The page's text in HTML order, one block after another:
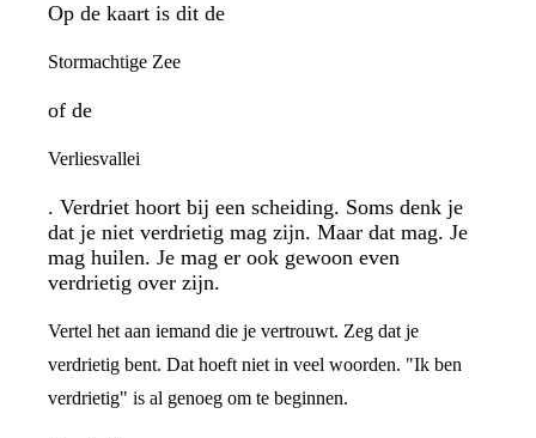
Op de kaart is dit de
Stormachtige Zee
of de
Verliesvallei
. Verdriet hoort bij een scheiding. Soms denk je
dat je niet verdrietig mag zijn. Maar dat mag. Je
mag huilen. Je mag er ook gewoon even
verdrietig over zijn.
Vertel het aan iemand die je vertrouwt. Zeg dat je
verdrietig bent. Dat hoeft niet in veel woorden. "Ik ben
verdrietig" is al genoeg om te beginnen.